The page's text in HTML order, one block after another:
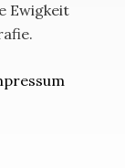
Ewigkeit